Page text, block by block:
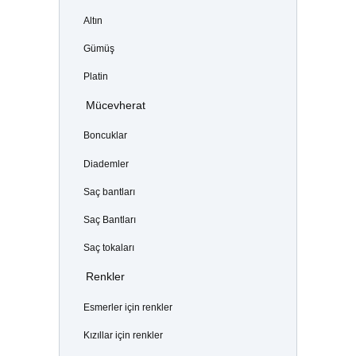
Altın
Gümüş
Platin
Mücevherat
Boncuklar
Diademler
Saç bantları
Saç Bantları
Saç tokaları
Renkler
Esmerler için renkler
Kızıllar için renkler